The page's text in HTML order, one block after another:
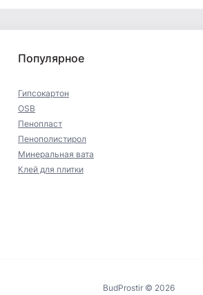
Популярное
Гипсокартон
OSB
Пенопласт
Пенополистирол
Минеральная вата
Клей для плитки
BudProstir © 2026